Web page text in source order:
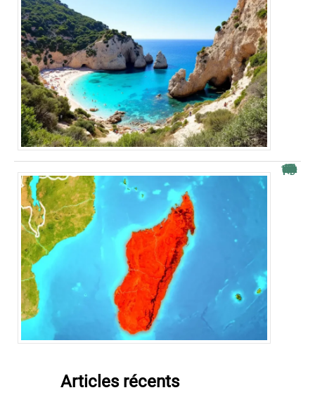
Quelle est la superficie de Madagascar par rapport à la France ?
Articles récents